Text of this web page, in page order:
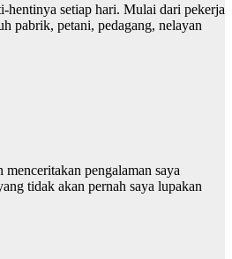
hentinya setiap hari. Mulai dari pekerja
pabrik, petani, pedagang, nelayan
pengalaman saya
tidak akan pernah saya lupakan